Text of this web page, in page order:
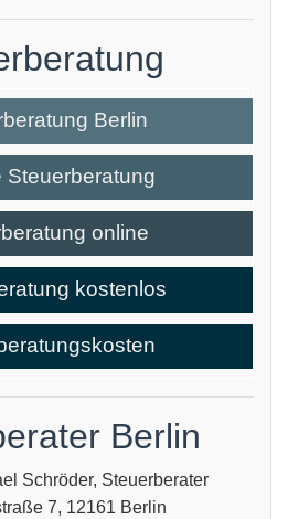
Berlin
Steuerberatung
online
kostenlos
Berlin
Schröder, Steuerberater
7, 12161 Berlin